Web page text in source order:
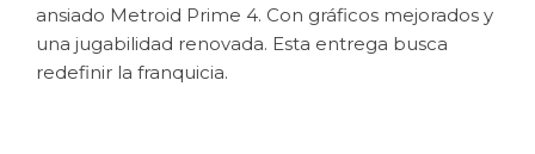
ansiado Metroid Prime 4. Con gráficos mejorados y
una jugabilidad renovada. Esta entrega busca
redefinir la franquicia.